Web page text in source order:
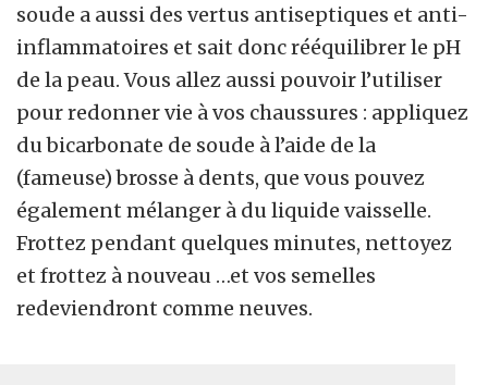
soude a aussi des vertus antiseptiques et anti-
inflammatoires et sait donc rééquilibrer le pH
de la peau. Vous allez aussi pouvoir l’utiliser
pour redonner vie à vos chaussures : appliquez
du bicarbonate de soude à l’aide de la
(fameuse) brosse à dents, que vous pouvez
également mélanger à du liquide vaisselle.
Frottez pendant quelques minutes, nettoyez
et frottez à nouveau …et vos semelles
redeviendront comme neuves.